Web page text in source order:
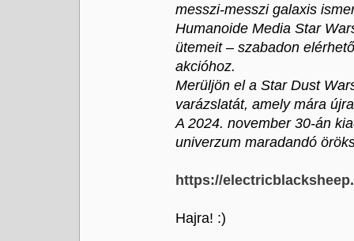
messzi-messzi galaxis
Humanoide Media Star
ütemeit – szabadon
akcióhoz.
Merüljön el a Star Dust
varázslatát, amely mára
A 2024. november 30-án
univerzum maradandó
https://
Hajra! :)